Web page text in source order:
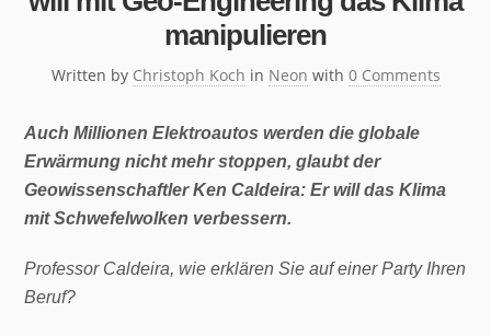
manipulieren
Written by Christoph Koch in Neon with 0 Comments
Auch Millionen Elektroautos werden die globale
Erwärmung nicht mehr stoppen, glaubt der
Geowissenschaftler Ken Caldeira: Er will das Klima
mit Schwefelwolken verbessern.
Professor Caldeira, wie erklären Sie auf einer Party Ihren
Beruf?